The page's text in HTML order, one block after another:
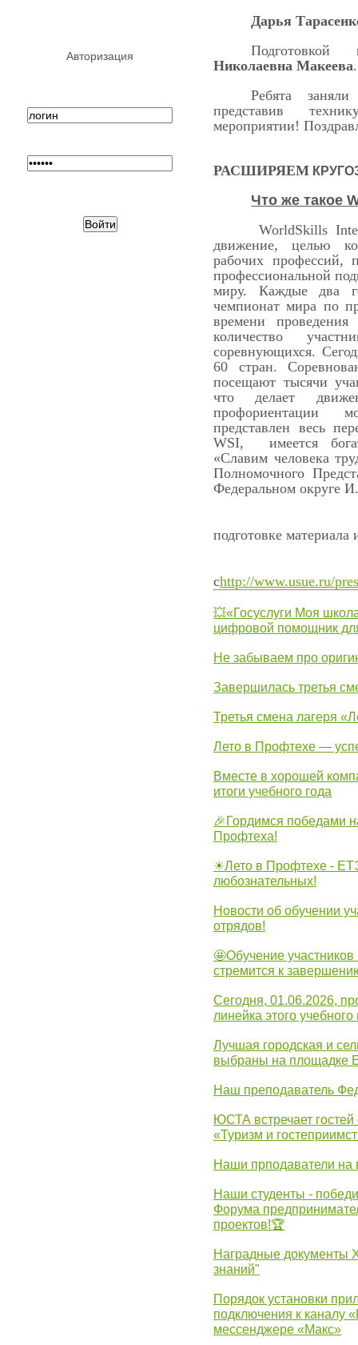
Авторизация
Дарья
Николаевна Макеева.
Ребята
представив
мероприятии!
РАСШИРЯЕМ
Что же такое
WorldSkills
движение, целью
рабочих профессий,
профессиональной
миру. Каждые два
чемпионат мира по
времени
количество
соревнующихся.
60 стран.
посещают тысячи
что делает
профориентации
представлен весь
WSI, имеется
«Славим человека
Полномочного
Федеральном округе
подготовке материала
сhttp://www.usue.ru/
💥«Госуслуги Моя
цифровой помощник
Не забываем про
Завершилась третья
Третья смена лагеря
Лето в Профтехе —
Вместе в хорошей
итоги учебного года
🎉Гордимся победами
Профтеха!
☀Лето в Профтехе -
любознательных!
Новости об обучении
отрядов!
🤩Обучение участников
стремится к
Сегодня, 01.06.2026,
линейка этого учебного
Лучшая городская и
выбраны на площадке
Наш преподаватель
ЮСТА встречает гостей
«Туризм и
Наши прподаватели
Наши студенты -
Форума
проектов!🏆
Наградные документы
знаний"
Порядок установки
подключения к каналу
мессенджере «Макс»